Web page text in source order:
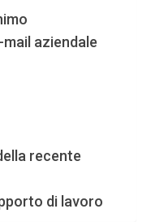
aziendale
recente
di lavoro